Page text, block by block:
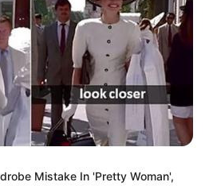
Mistake In 'Pretty Woman',